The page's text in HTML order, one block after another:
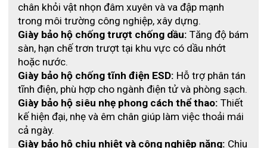
Đế giày
Phần đế giày là phần tiếp xúc trực tiếp với các bề mặt
của môi trường lao động. Đế giày được làm từ 2 lớp PU
để tăng ma sát và giảm khả năng mài mòn , chống
được một vài loại dung môi trong quá trình làm việc.
Người ta thiết kế thêm các rãnh sâu và gai nhọn phía
dưới nhằm tăng ma sát cho đôi giầy, tăng độ bám trên
các bề mặt trơn trượt.
chân khỏi vật nhọn đâm xuyên và va đập mạnh
trong môi trường công nghiệp, xây dựng.
Giày bảo hộ chống trượt chống dầu: Tăng độ bám
sàn, hạn chế trơn trượt tại khu vực có dầu nhớt
hoặc nước.
Giày bảo hộ chống tĩnh điện ESD: Hỗ trợ phân tán
tĩnh điện, phù hợp cho ngành điện tử và phòng sạch.
Giày bảo hộ siêu nhẹ phong cách thể thao: Thiết
kế hiện đại, nhẹ và êm chân giúp làm việc thoải mái
cả ngày.
Giày bảo hộ chịu nhiệt và công nghiệp nặng: Chịu